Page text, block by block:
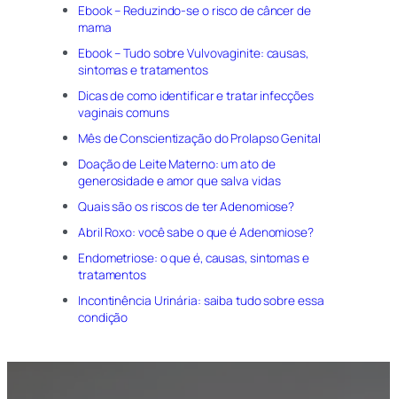
Ebook – Reduzindo-se o risco de câncer de
mama
Ebook – Tudo sobre Vulvovaginite: causas,
sintomas e tratamentos
Dicas de como identificar e tratar infecções
vaginais comuns
Mês de Conscientização do Prolapso Genital
Doação de Leite Materno: um ato de
generosidade e amor que salva vidas
Quais são os riscos de ter Adenomiose?
Abril Roxo: você sabe o que é Adenomiose?
Endometriose: o que é, causas, sintomas e
tratamentos
Incontinência Urinária: saiba tudo sobre essa
condição